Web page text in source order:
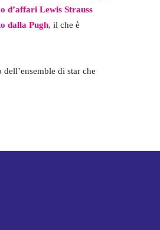
d’affari Lewis Strauss
dalla Pugh, il che è
di star che